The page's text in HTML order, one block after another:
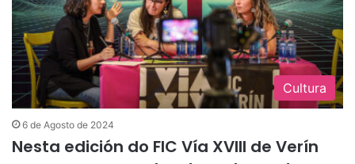
Cultura
6 de Agosto de 2024
Nesta edición do FIC Vía XVIII de Verín